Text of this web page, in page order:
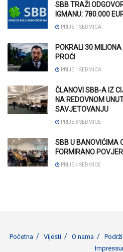
SBB TRAŽI
IGMANU: 780.000
PRIJE 1 SEDMICA
POKRALI 30
PROĆI
PRIJE 1 SEDMICA
ČLANOVI SBB-A IZ
NA REDOVNOM
SAVJETOVANJU
PRIJE 3 SEDMICE
SBB U BANOVIĆIMA
FORMIRANO
PRIJE 4 SEDMICE
Početna Vijesti O nama